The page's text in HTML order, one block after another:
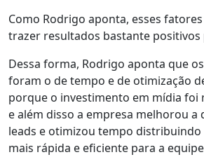
Como Rodrigo aponta, esses
trazer resultados bastante positivos
Dessa forma, Rodrigo aponta que
foram o de tempo e de otimização
porque o investimento em mídia foi
e além disso a empresa melhorou a
leads e otimizou tempo distribuindo
mais rápida e eficiente para a